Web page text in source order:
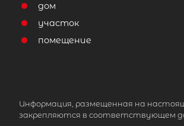
дом
участок
помещение
Информация, размещенная на
закрепляются в соответствующем